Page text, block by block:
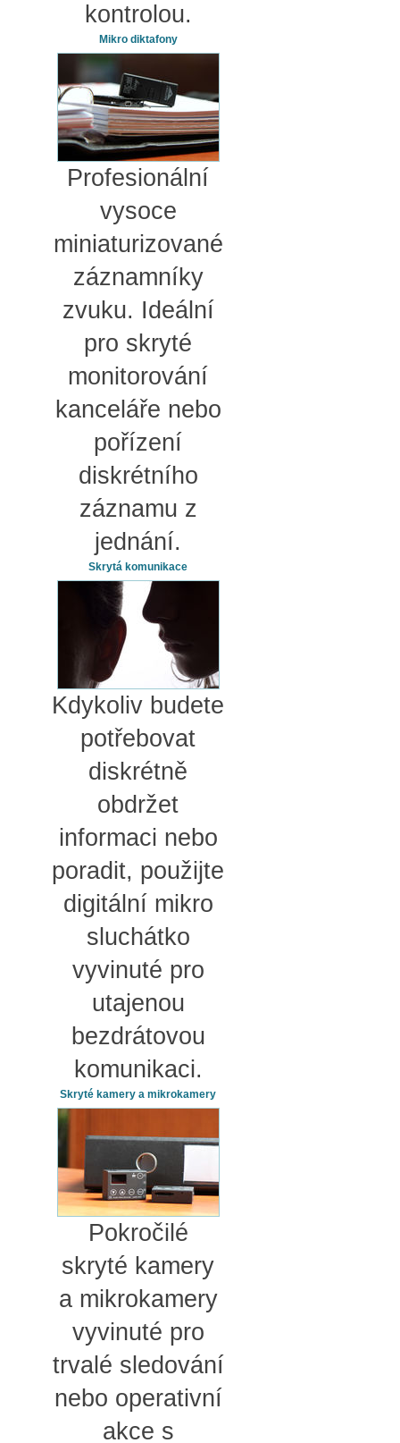
kontrolou.
Mikro diktafony
Profesionální
vysoce
miniaturizované
záznamníky
zvuku. Ideální
pro skryté
monitorování
kanceláře nebo
pořízení
diskrétního
záznamu z
jednání.
Skrytá komunikace
Kdykoliv budete
potřebovat
diskrétně
obdržet
informaci nebo
poradit, použijte
digitální mikro
sluchátko
vyvinuté pro
utajenou
bezdrátovou
komunikaci.
Skryté kamery a mikrokamery
Pokročilé
skryté kamery
a mikrokamery
vyvinuté pro
trvalé sledování
nebo operativní
akce s